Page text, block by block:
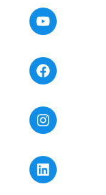
Y
o
t
u
b
F
a
e
b
o
k
I
n
t
a
g
a
m
L
i
k
e
d
n